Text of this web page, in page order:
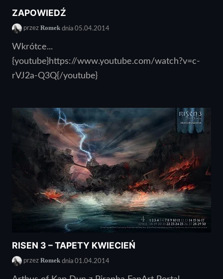
ZAPOWIEDŹ
przez Romek dnia 05.04.2014
Wkrótce...
{youtube}https://www.youtube.com/watch?v=c-
rVJ2a-Q3Q{/youtube}
RISEN 3 – TAPETY KWIECIEŃ
przez Romek dnia 01.04.2014